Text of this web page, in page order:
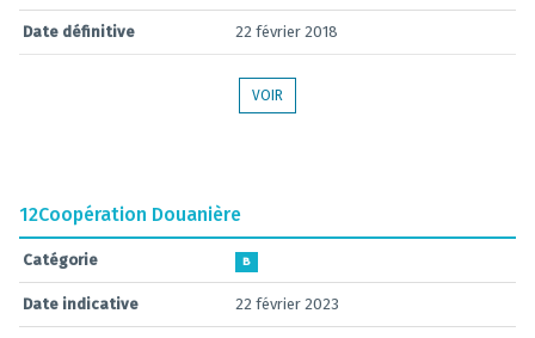
Date définitive 22 février 2018
VOIR
12Coopération Douanière
Catégorie B
Date indicative 22 février 2023